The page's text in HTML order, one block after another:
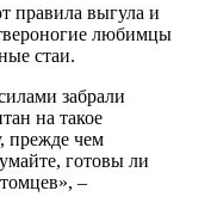
правила выгула и
любимцы
стаи.
забрали
на такое
прежде чем
готовы ли
–